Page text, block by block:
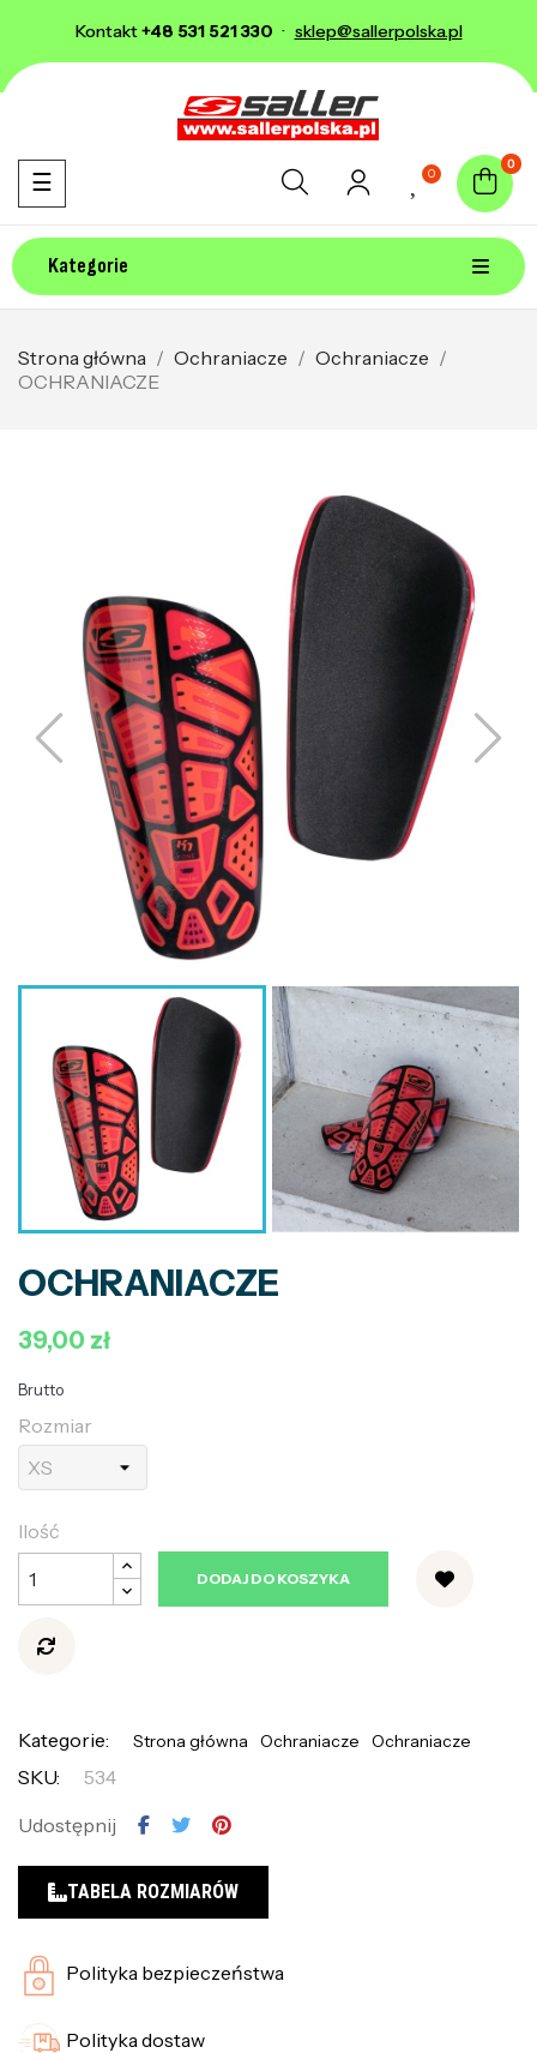
Kontakt+48 531 521 330 · sklep@sallerpolska.pl
0
0
Kategorie
Toggle navigation
☰
Strona główna Ochraniacze
Ochraniacze
OCHRANIACZE
OCHRANIACZE
39,00 zł
Brutto
Rozmiar
Ilość
DODAJ DO KOSZYKA
Kategorie: Strona główna Ochraniacze Ochraniacze
SKU:
534
Udostępnij
TABELA ROZMIARÓW
Polityka bezpieczeństwa
Polityka dostaw